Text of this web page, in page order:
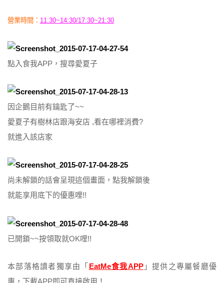
營業時間： 11:30~14:30/17:30~21:30
點入食我APP，搜尋愛夏子
因企鵝目前有鑰匙了~~
愛夏子有樹林店跟海安店 ,看在哪裡消費?
就進入該店家
尚未解鎖的話會呈現這個畫面，點我解鎖後
就能享用底下的優惠哩!!
已開鎖~~按領取就OK哩!!
本部落格讀者獨享由「 EatMe食我APP」提供之專屬餐廳優
惠，下載APP即可直接啟用！